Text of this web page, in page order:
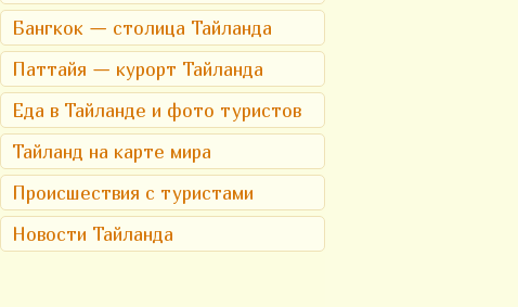
Бангкок — столица Тайланда
Паттайя — курорт Тайланда
Еда в Тайланде и фото туристов
Тайланд на карте мира
Происшествия с туристами
Новости Тайланда